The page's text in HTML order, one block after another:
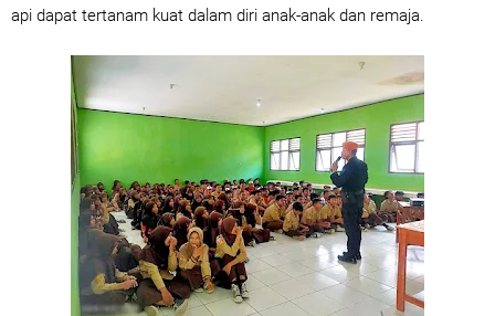
api dapat tertanam kuat dalam diri anak-anak dan remaja.